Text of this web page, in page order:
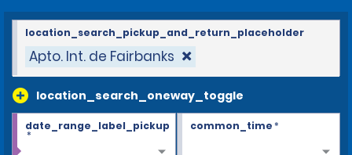
Apto. Int. de Fairbanks
location_search_oneway_toggle
location_search_pickup_and_return_placeholder
date_range_label_pickup
*
common_time*